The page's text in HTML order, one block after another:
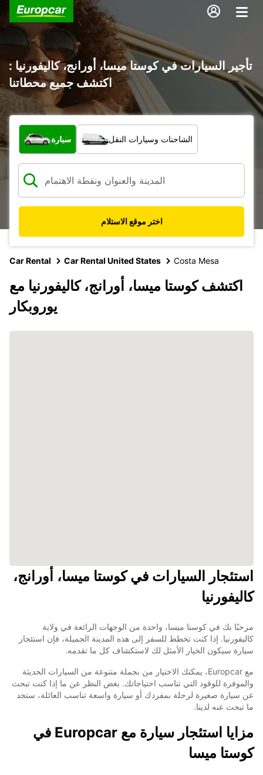
تأجير السيارات في كوستا ميسا، أورانج، كاليفورنيا :
اكتشف جميع محطاتنا
ما نوع المركبة؟
سيارة الشاحنات وسيارات النقل
اختر موقع الاستلام
Car Rental Car Rental United States Costa Mesa
اكتشف كوستا ميسا، أورانج، كاليفورنيا مع
يوروبكار
استئجار السيارات في كوستا ميسا، أورانج،
كاليفورنيا
مرحبًا بك في كوستا ميسا، واحدة من الوجهات الرائعة في ولاية
كاليفورنيا. إذا كنت تخطط للسفر إلى هذه المدينة الجميلة، فإن استئجار
سيارة سيكون الخيار الأمثل لك لاستكشاف كل ما تقدمه.
مع Europcar، يمكنك الاختيار من بجملة متنوعة من السيارات الحديثة
والموفرة للوقود التي تناسب احتياجاتك. بغض النظر عن ما إذا كنت تبحث
عن سيارة صغيرة لرحلة بمفردك أو سيارة واسعة تناسب العائلة، ستجد
ما تبحث عنه لدينا.
مزايا استئجار سيارة مع Europcar في
كوستا ميسا